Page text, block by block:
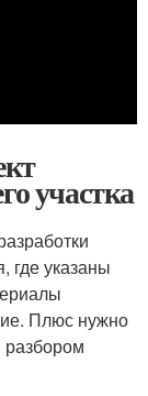
участка
где указаны
Плюс нужно
разбором